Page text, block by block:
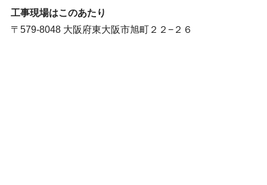
工事現場はこのあたり
〒579-8048 大阪府東大阪市旭町２２−２６